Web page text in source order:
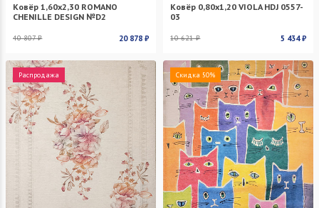
Ковёр 1,60х2,30 ROMANO
CHENILLE DESIGN №D2
40 807 ₽ 20 878 ₽
Ковёр 0,80х1,20 VIOLA HDJ 0557-
03
10 621 ₽ 5 434 ₽
Распродажа Скидка 50%